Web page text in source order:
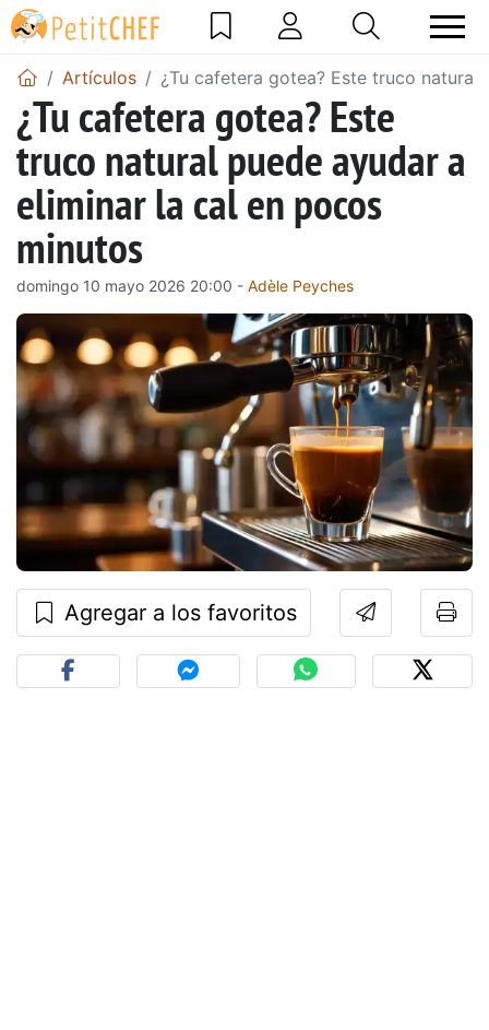
Artículos ¿Tu cafetera gotea? Este truco
¿Tu cafetera gotea? Este
truco natural puede ayudar a
eliminar la cal en pocos
minutos
domingo 10 mayo 2026 20:00 - Adèle Peyches
Agregar a los favoritos